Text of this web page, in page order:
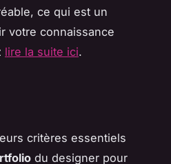
ce qui est un
votre connaissance
lire la suite ici.
critères essentiels
du designer pour